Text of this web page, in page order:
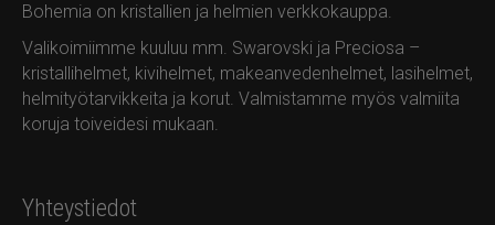
Bohemia on kristallien ja helmien verkkokauppa.
Valikoimiimme kuuluu mm. Swarovski ja Preciosa –
kristallihelmet, kivihelmet, makeanvedenhelmet, lasihelmet,
helmityötarvikkeita ja korut. Valmistamme myös valmiita
koruja toiveidesi mukaan.
Yhteystiedot